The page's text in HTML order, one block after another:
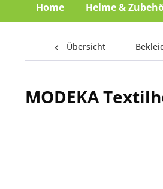
Home Helme &
Übersicht
MODEKA